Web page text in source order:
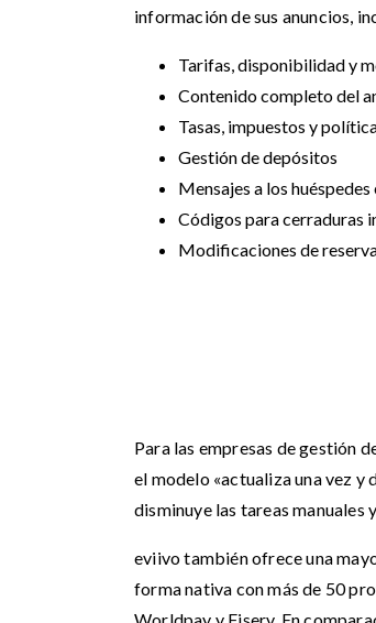
información de sus anuncios,
Tarifas, disponibilidad y
Contenido completo del
Tasas, impuestos y
Gestión de depósitos
Mensajes a los
Códigos para cerraduras
Modificaciones de
Para las empresas de gestión
el modelo «actualiza una vez
disminuye las tareas manuales
eviivo también ofrece una
forma nativa con más de 50